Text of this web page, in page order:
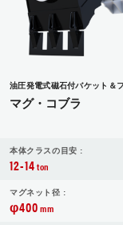
油圧発電式磁石付バケット＆
マグ・コブラ
本体クラスの目安 :
12-14ton
マグネット径 :
φ400mm